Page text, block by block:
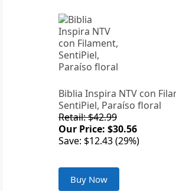
Biblia Inspira NTV con
SentiPiel, Paraíso floral
Retail: $42.99
Our Price: $30.56
Save: $12.43 (29%)
Buy Now